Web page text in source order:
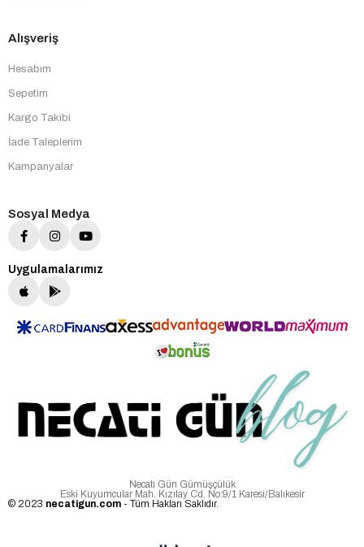
Alışveriş
Hesabım
Sepetim
Kargo Takibi
İade Taleplerim
Kampanyalar
Sosyal Medya
Uygulamalarımız
Necati Gün Gümüşçülük
Eski Kuyumcular Mah. Kızılay Cd. No:9/1 Karesi/Balıkesir
© 2023 necatigun.com - Tüm Hakları Saklıdır.